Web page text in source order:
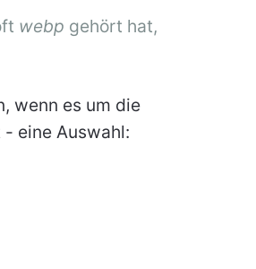
webp gehört hat,
wenn es um die
eine Auswahl: